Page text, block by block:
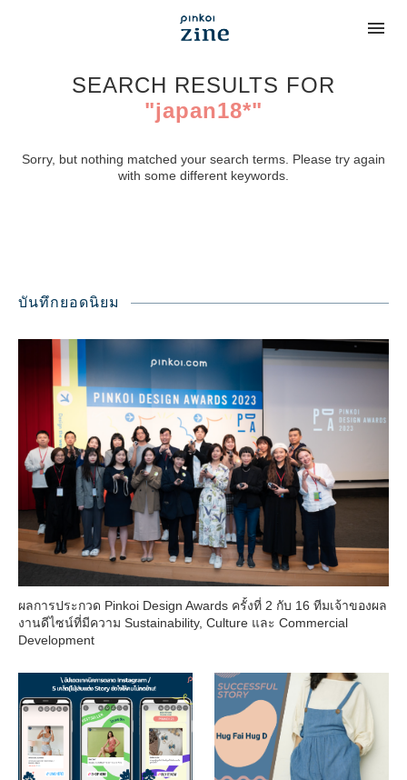
SEARCH RESULTS FOR
"japan18*"
Sorry, but nothing matched your search terms. Please try again
with some different keywords.
บันทึกยอดนิยม
ผลการประกวด Pinkoi Design Awards ครั้งที่ 2 กับ 16 ทีมเจ้าของผล
งานดีไซน์ที่มีความ Sustainability, Culture และ Commercial
Development